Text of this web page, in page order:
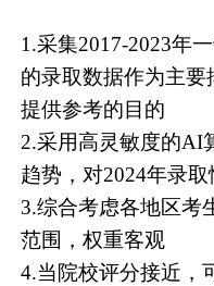
1.采集2017-2023年
的录取数据作为主
提供参考的目的
2.采用高灵敏度的AI
趋势，对2024年录
3.综合考虑各地区考
范围，权重客观
4.当院校评分接近，